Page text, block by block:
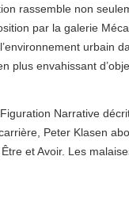
rassemble non
par la galerie
urbain
plus envahissant
Narrative
Peter Klasen
et Avoir. Les